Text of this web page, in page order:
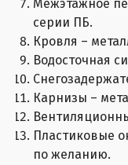
Межэтажное
серии ПБ.
Кровля –
Водосточная
Карнизы –
Пластиковые
по желанию.